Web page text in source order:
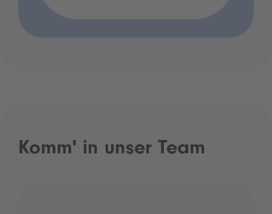
Komm' in unser Team